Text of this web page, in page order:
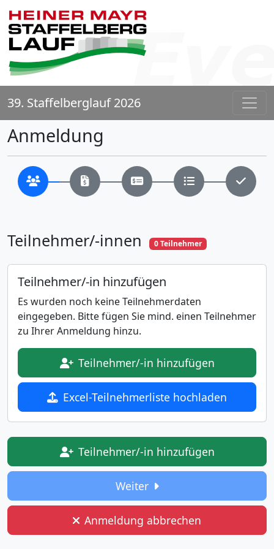
39. Staffelberglauf 2026
Anmeldung
Teilnehmer/-innen 0Teilnehmer
Teilnehmer/-in hinzufügen
Es wurden noch keine Teilnehmerdaten
eingegeben. Bitte fügen Sie mind. einen Teilnehmer
zu Ihrer Anmeldung hinzu.
Teilnehmer/-in hinzufügen
Excel-Teilnehmerliste hochladen
Teilnehmer/-in hinzufügen
Weiter
Anmeldung abbrechen